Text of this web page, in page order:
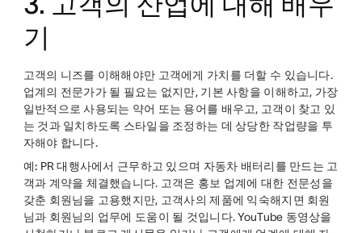
기
고객의 니즈를 이해해야만 고객에게 가치를 더할 수 있습니다.
업계의 전문가가 될 필요는 없지만, 기본 사항을 이해하고, 가장
일반적으로 사용되는 약어 또는 용어를 배우고, 고객이 찾고 있
는 것과 일치하도록 스타일을 조정하는 데 상당한 작업량을 투
자해야 합니다.
예: PR 대행사에서 근무하고 있으며 자동차 배터리를 만드는 고
객과 계약을 체결했습니다. 고객은 홍보 업계에 대한 전문성을
갖춘 회원님을 고용했지만, 고객사의 제품에 익숙해지면 회원
님과 회원님의 업무에 도움이 될 것입니다. YouTube 동영상을